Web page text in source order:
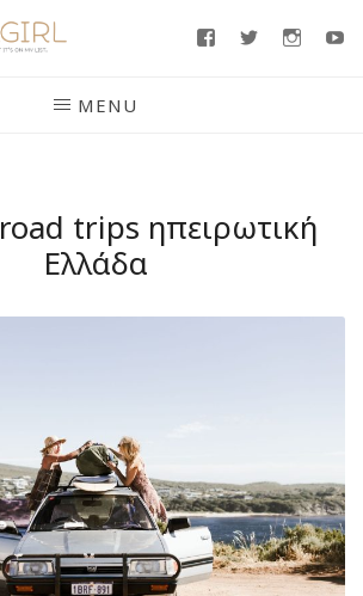
FacebookTwitter
MENU
road trips ηπειρωτική
Ελλάδα